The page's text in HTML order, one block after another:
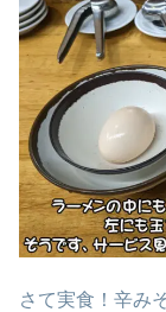
さて実食！辛み